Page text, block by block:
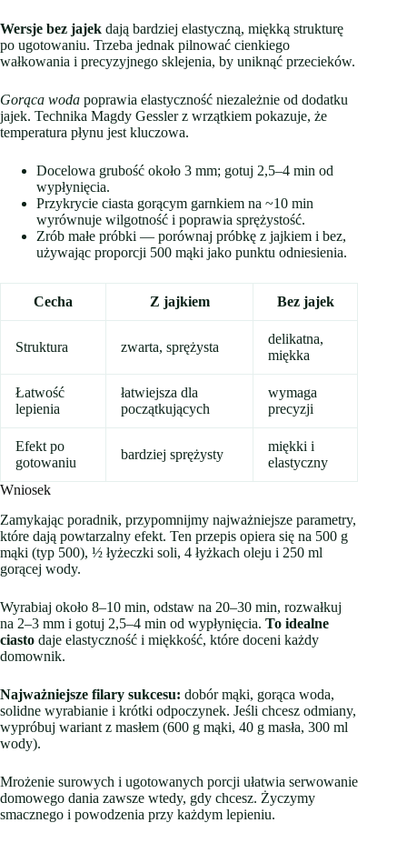
Wersje bez jajek dają bardziej elastyczną, miękką strukturę
po ugotowaniu. Trzeba jednak pilnować cienkiego
wałkowania i precyzyjnego sklejenia, by uniknąć przecieków.
Gorąca woda poprawia elastyczność niezależnie od dodatku
jajek. Technika Magdy Gessler z wrzątkiem pokazuje, że
temperatura płynu jest kluczowa.
Docelowa grubość około 3 mm; gotuj 2,5–4 min od
wypłynięcia.
Przykrycie ciasta gorącym garnkiem na ~10 min
wyrównuje wilgotność i poprawia sprężystość.
Zrób małe próbki — porównaj próbkę z jajkiem i bez,
używając proporcji 500 mąki jako punktu odniesienia.
Cecha Z jajkiem Bez jajek
Struktura zwarta, sprężysta
delikatna,
miękka
Łatwość
lepienia
łatwiejsza dla
początkujących
wymaga
precyzji
Efekt po
gotowaniu
bardziej sprężysty
miękki i
elastyczny
Wniosek
Zamykając poradnik, przypomnijmy najważniejsze parametry,
które dają powtarzalny efekt. Ten przepis opiera się na 500 g
mąki (typ 500), ½ łyżeczki soli, 4 łyżkach oleju i 250 ml
gorącej wody.
Wyrabiaj około 8–10 min, odstaw na 20–30 min, rozwałkuj
na 2–3 mm i gotuj 2,5–4 min od wypłynięcia. To idealne
ciasto daje elastyczność i miękkość, które doceni każdy
domownik.
Najważniejsze filary sukcesu: dobór mąki, gorąca woda,
solidne wyrabianie i krótki odpoczynek. Jeśli chcesz odmiany,
wypróbuj wariant z masłem (600 g mąki, 40 g masła, 300 ml
wody).
Mrożenie surowych i ugotowanych porcji ułatwia serwowanie
domowego dania zawsze wtedy, gdy chcesz. Życzymy
smacznego i powodzenia przy każdym lepieniu.